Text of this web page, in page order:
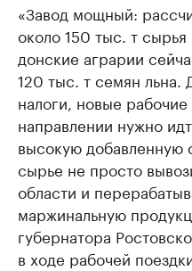
«Завод мощный:
около 150 тыс. т
донские аграрии
120 тыс. т семян льна.
налоги, новые
направлении нужно
высокую добавленную
сырье не просто
области и
маржинальную
губернатора
в ходе рабочей